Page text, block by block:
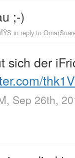
;-)
in reply to
sich der
Sep 26th,